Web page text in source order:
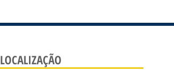
LOCALIZAÇÃO